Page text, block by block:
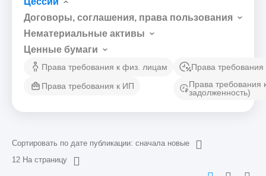
Договоры, соглашения, права пользования
Нематериальные активы
Ценные бумаги
Права требования к физ. лицам
Права требования к ИП
Права
Права требования
задолженность)
Сортировать по дате публикации: сначала новые
12 На страницу